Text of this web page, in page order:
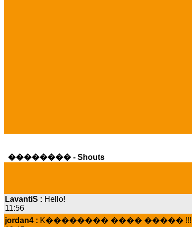
�������� - Shouts
11:56
jordan4 :K�������� ���� ����� !!!
19:45